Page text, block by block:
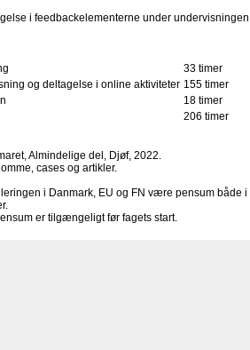
i feedbackelementerne under
33 timer
og deltagelse i online aktiviteter 155 timer
18 timer
206 timer
Almindelige del, Djøf, 2022.
cases og artikler.
i Danmark, EU og FN være pensum både
er tilgængeligt før fagets start.